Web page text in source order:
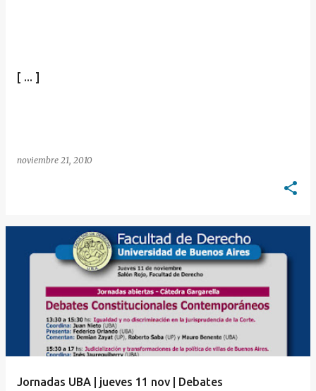
[ ... ]
noviembre 21, 2010
Jornadas UBA | jueves 11 nov | Debates